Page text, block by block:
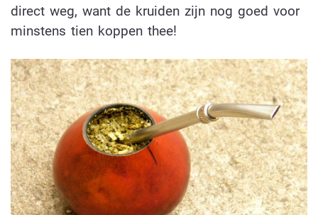
direct weg, want de kruiden zijn nog goed voor
minstens tien koppen thee!